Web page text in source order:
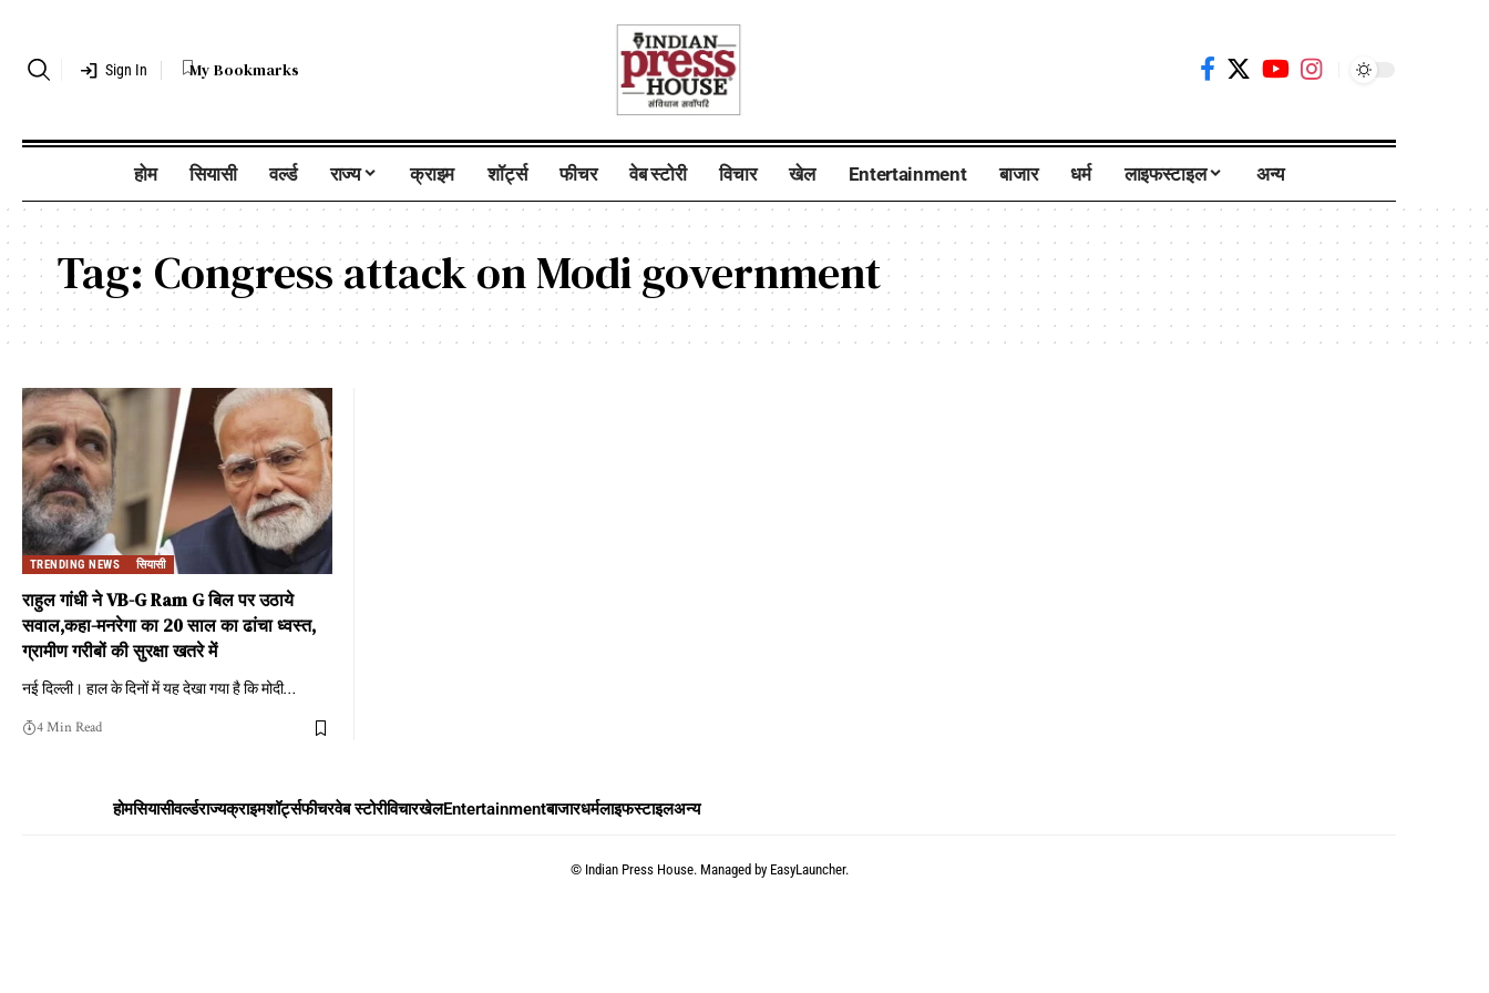
Sign In My Bookmarks
होम सियासी वर्ल्ड राज्य क्राइम शॉर्ट्स फीचर वेब स्टोरी विचार खेल Entertainment बाजार धर्म लाइफस्टाइल अन्य
Tag: Congress attack on Modi government
TRENDING NEWS सियासी
राहुल गांधी ने VB-G Ram G बिल पर उठाये
सवाल,कहा-मनरेगा का 20 साल का ढांचा ध्वस्त,
ग्रामीण गरीबों की सुरक्षा खतरे में
नई दिल्ली। हाल के दिनों में यह देखा गया है कि मोदी…
4 Min Read
होमसियासीवर्ल्डराज्यक्राइमशॉर्ट्सफीचरवेब स्टोरीविचारखेलEntertainmentबाजारधर्मलाइफस्टाइलअन्य
© Indian Press House. Managed by EasyLauncher.